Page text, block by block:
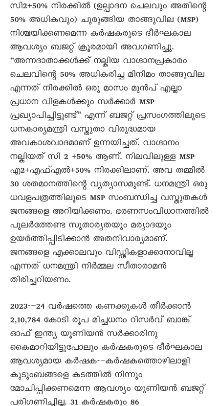
സി2+50% നിരക്കിൽ (ഉല്പാദന ചെലവും അതിന്റെ
50% അധികവും) ചുരുങ്ങിയ താങ്ങുവില (MSP)
നിശ്ചയിക്കണമെന്ന കർഷകരുടെ ദീർഘകാല
ആവശ്യം ബജറ്റ് ക്രൂരമായി അവഗണിച്ചു.
“അന്നദാതാക്കൾക്ക് നല്കിയ വാഗ്ദാനപ്രകാരം
ചെലവിന്റെ 50% അധികരിച്ച മിനിമം താങ്ങുവില
എന്നത് നിരക്കിൽ ഒരു മാസം മുൻപ് എല്ലാ
പ്രധാന വിളകൾക്കും സർക്കാർ MSP
പ്രഖ്യാപിച്ചിട്ടുണ്ട്” എന്ന് ബജറ്റ് പ്രസംഗത്തിലൂടെ
ധനകാര്യമന്ത്രി വസ്തുതാ വിരുദ്ധമായ
അവകാശവാദമാണ് ഉന്നയിച്ചത്. വാഗ്ദാനം
നല്കിയത് സി 2 +50% ആണ്. നിലവിലുള്ള MSP
എ2+എഫ്എൽ+50% നിരക്കിലാണ്. അവ തമ്മിൽ
30 ശതമാനത്തിന്റെ വ്യത്യാസമുണ്ട്. ധനമന്ത്രി ഒരു
ധവളപത്രത്തിലൂടെ MSP സംബന്ധിച്ച വസ്തുതകൾ
ജനങ്ങളെ അറിയിക്കണം. ഭരണസംവിധാനത്തിൽ
പുലർത്തേണ്ട സുതാര്യതയും മര്യാദയും
ഉയർത്തിപ്പിടിക്കാൻ അതനിവാര്യമാണ്.
ജനങ്ങളെ എക്കാലവും വിഡ്ഢികളാക്കാനാവില്ല
എന്നത് ധനമന്ത്രി നിർമ്മല സീതാരാമൻ
തിരിച്ചറിയണം.
2023-–24 വർഷത്തെ കണക്കുകൾ തീർക്കാൻ
2,10,784 കോടി രൂപ മിച്ചധനം റിസർവ് ബാങ്ക്
ഓഫ് ഇന്ത്യ യൂണിയൻ സർക്കാരിനു
കൈമാറിയിട്ടുപോലും കർഷകരുടെ ദീർഘകാല
ആവശ്യമായ കർഷക-–കർഷകത്തൊഴിലാളി
കുടുംബങ്ങളെ കടത്തിൽ നിന്നും
മോചിപ്പിക്കണമെന്ന ആവശ്യം യൂണിയൻ ബജറ്റ്